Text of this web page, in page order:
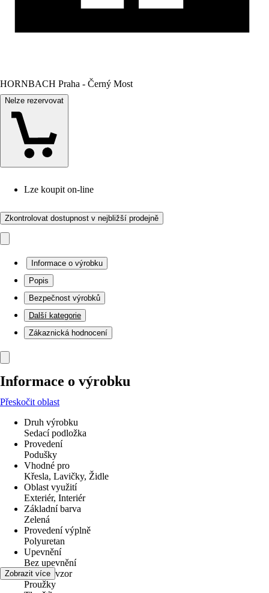
HORNBACH Praha - Černý Most
Nelze rezervovat
Lze koupit on-line
Zkontrolovat dostupnost v nejbližší prodejně
Informace o výrobku
Popis
Bezpečnost výrobků
Další kategorie
Zákaznická hodnocení
Informace o výrobku
Přeskočit oblast
Druh výrobku
Sedací podložka
Provedení
Podušky
Vhodné pro
Křesla, Lavičky, Židle
Oblast využití
Exteriér, Interiér
Základní barva
Zelená
Provedení výplně
Polyuretan
Upevnění
Bez upevnění
Dekor / vzor
Proužky
Zobrazit více